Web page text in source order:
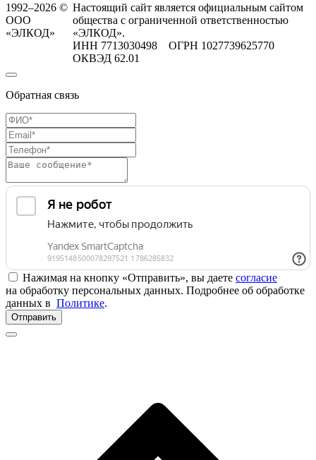
1992–2026 ©
ООО
«ЭЛКОД»
Настоящий сайт является официальным сайтом
общества с ограниченной ответственностью
«ЭЛКОД».
ИНН 7713030498 ОГРН 1027739625770
ОКВЭД 62.01
Обратная связь
Нажимая на кнопку «Отправить», вы даете согласие
на обработку персональных данных. Подробнее об обработке
данных в Политике.
Отправить